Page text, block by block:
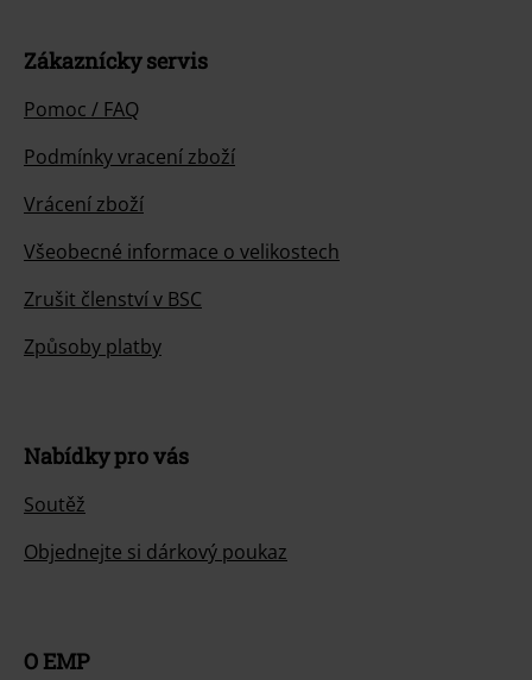
Zákaznícky servis
Pomoc / FAQ
Podmínky vracení zboží
Vrácení zboží
Všeobecné informace o velikostech
Zrušit členství v BSC
Způsoby platby
Nabídky pro vás
Soutěž
Objednejte si dárkový poukaz
O EMP